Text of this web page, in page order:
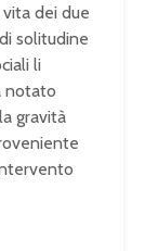
dei due
solitudine
li
notato
gravità